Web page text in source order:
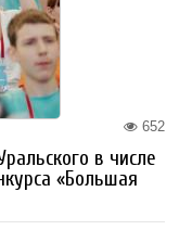
652
в числе
«Большая